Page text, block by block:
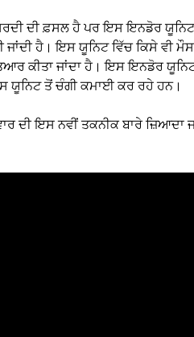
ਦੀ ਫ਼ਸਲ ਹੈ ਪਰ ਇਸ ਇਨਡੋਰ
ਜਾਂਦੀ ਹੈ। ਇਸ ਯੂਨਿਟ ਵਿੱਚ ਕਿਸੇ ਵੀ
ਕੀਤਾ ਜਾਂਦਾ ਹੈ। ਇਸ ਇਨਡੋਰ
ਯੂਨਿਟ ਤੋਂ ਚੰਗੀ ਕਮਾਈ ਕਰ ਰਹੇ ਹਨ।
ਦੀ ਇਸ ਨਵੀਂ ਤਕਨੀਕ ਬਾਰੇ ਜ਼ਿਆਦਾ